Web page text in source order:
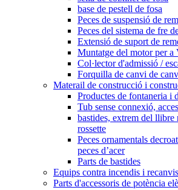
base de pestell de fosa
Peces de suspensió de
Peces del sistema de fre
Extensió de suport de
Muntatge del motor per a
Col·lector d'admissió /
Forquilla de canvi de
Materail de construcció i
Productes de fontaneria i
Tub sense connexió,
bastides, extrem del llibre
rossette
Peces ornamentals
peces d’acer
Parts de bastides
Equips contra incendis i recanvis
Parts d'accessoris de potència